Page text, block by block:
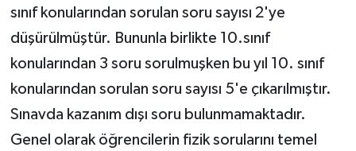
sınıf konularından sorulan soru sayısı 2'ye
düşürülmüştür. Bununla birlikte 10.sınıf
konularından 3 soru sorulmuşken bu yıl 10. sınıf
konularından sorulan soru sayısı 5'e çıkarılmıştır.
Sınavda kazanım dışı soru bulunmamaktadır.
Genel olarak öğrencilerin fizik sorularını temel